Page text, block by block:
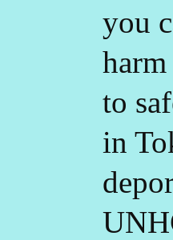
you
to
in